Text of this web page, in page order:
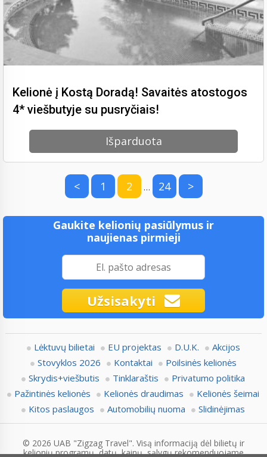
Kelionė į Kostą Doradą! Savaitės atostogos
4* viešbutyje su pusryčiais!
Išparduota
< 1 2 … 24 >
Gaukite kelionių pasiūlymus ir
naujienas pirmieji
Užsisakyti
Lėktuvų bilietai EU projektas D.U.K.
Akcijos
Stovyklos 2026
Kontaktai
Poilsinės kelionės
Skrydis+viešbutis
Tinklaraštis
Privatumo politika
Pažintinės kelionės
Kelionės draudimas
Kelionės šeimai
Kitos paslaugos
Automobilių nuoma Slidinėjimas
© 2026 UAB "Zigzag Travel". Visą informaciją dėl bilietų ir
kelionių programų, datų, kainų, sąlygų rekomenduojame